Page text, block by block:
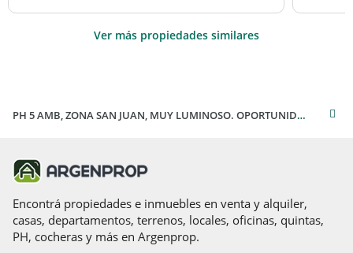
Ver más propiedades similares
PH 5 AMB, ZONA SAN JUAN, MUY LUMINOSO. OPORTUNIDAD
Encontrá propiedades e inmuebles en venta y alquiler,
casas, departamentos, terrenos, locales, oficinas, quintas,
PH, cocheras y más en Argenprop.